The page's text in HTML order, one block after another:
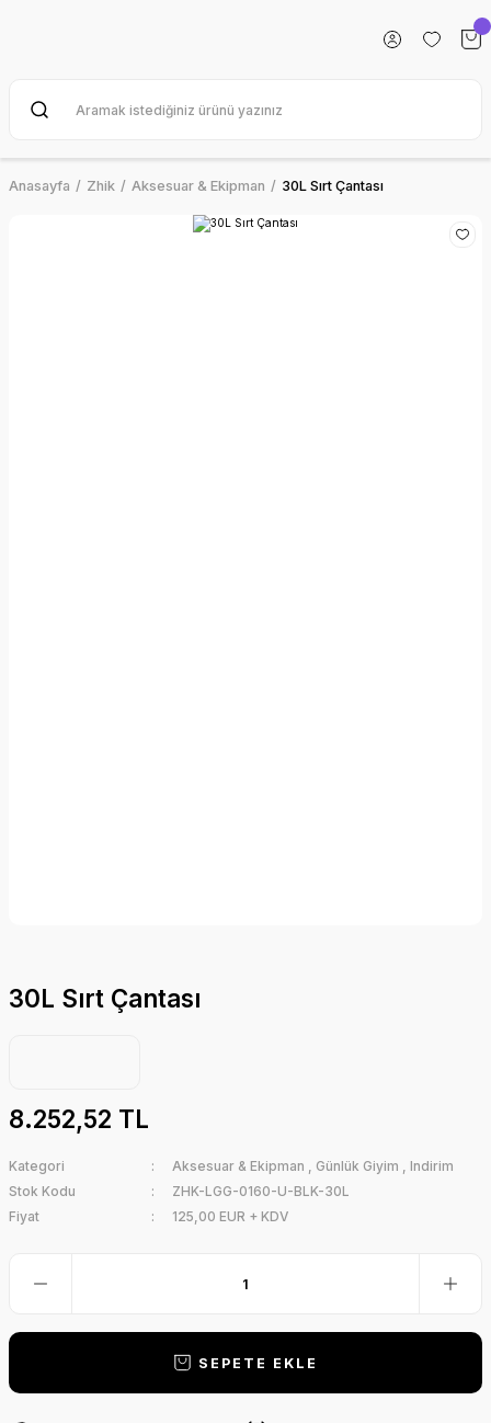
Anasayfa Zhik Aksesuar & Ekipman 30L Sırt Çantası
30L Sırt Çantası
8.252,52 TL
Kategori Aksesuar & Ekipman , Günlük Giyim , Indirim
Stok Kodu
ZHK-LGG-0160-U-BLK-30L
Fiyat
125,00 EUR + KDV
SEPETE EKLE